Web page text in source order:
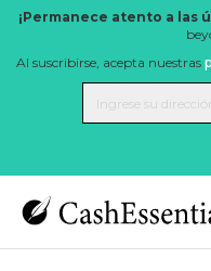
¡Permanece atento a las
Al suscribirse, acepta nuestras